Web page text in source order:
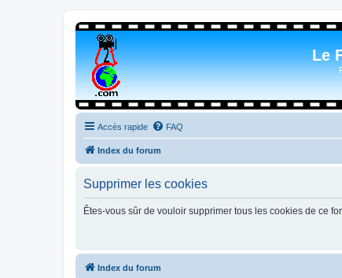
Le
Accès rapide FAQ
Index du forum
Supprimer les cookies
Êtes-vous sûr de vouloir supprimer tous les cookies de ce
Index du forum